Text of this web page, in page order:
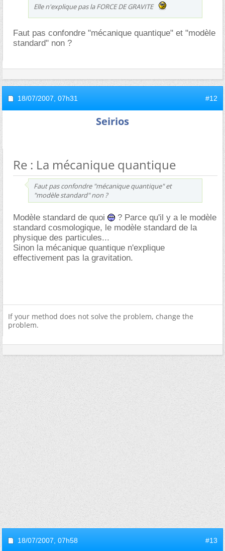
Elle n'explique pas la FORCE DE GRAVITE
Faut pas confondre "mécanique quantique" et "modèle
standard" non ?
18/07/2007, 07h31 #12
Seirios
Re : La mécanique quantique
Faut pas confondre "mécanique quantique" et
"modèle standard" non ?
Modèle standard de quoi
? Parce qu'il y a le modèle
standard cosmologique, le modèle standard de la
physique des particules...
Sinon la mécanique quantique n'explique
effectivement pas la gravitation.
If your method does not solve the problem, change the
problem.
18/07/2007, 07h58 #13